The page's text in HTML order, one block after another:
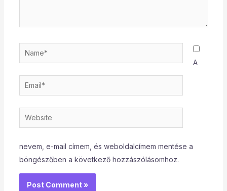
Name*
Email*
Website
A
nevem, e-mail címem, és weboldalcímem mentése a
böngészőben a következő hozzászólásomhoz.